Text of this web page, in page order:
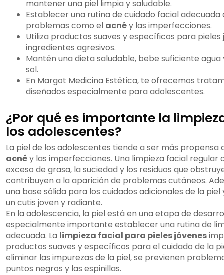
mantener una piel limpia y saludable.
Establecer una rutina de cuidado facial
problemas como el acnéy las imperfecciones.
Utiliza productos suaves y específicos para pieles
ingredientes agresivos.
Mantén una dieta saludable, bebe suficiente
sol.
En Margot Medicina Estética, te ofrecemos
diseñados especialmente para adolescentes.
¿Por qué es importante la
los adolescentes?
La piel de los adolescentes tiende a ser más
acnéy las imperfecciones. Una limpieza facial regular
exceso de grasa, la suciedad y los residuos que
contribuyen a la aparición de problemas cutáneos.
una base sólida para los cuidados adicionales de la
un cutis joven y radiante.
En la adolescencia, la piel está en una etapa de
especialmente importante establecer una rutina de
adecuada. La limpieza facial para pieles jóvenes
productos suaves y específicos para el cuidado de la
eliminar las impurezas de la piel, se previenen
puntos negros y las espinillas.